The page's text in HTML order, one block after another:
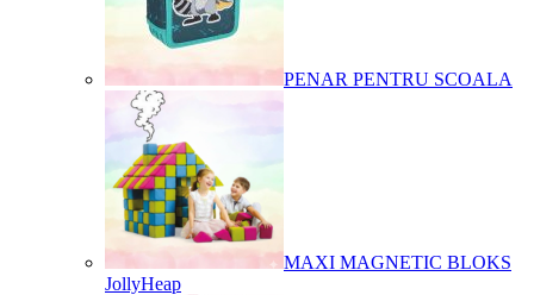
PENAR PENTRU SCOALA
MAXI MAGNETIC BLOKS
JollyHeap